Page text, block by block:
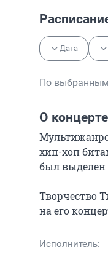
Дата
По
О концерте
хип-хоп
был выделен
Творчество
на его
Исполнитель: